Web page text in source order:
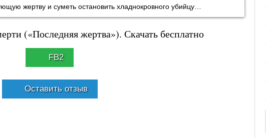
жертву и суметь остановить хладнокровного убийцу…
(«Последняя жертва»). Скачать бесплатно
FB2
Оставить отзыв